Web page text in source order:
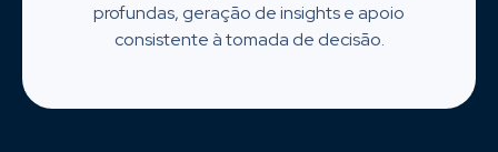
profundas, geração de insights e apoio
consistente à tomada de decisão.